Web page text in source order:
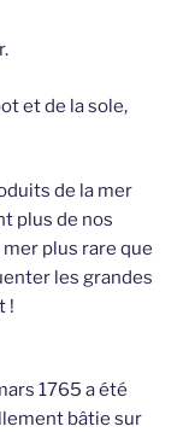
et de la sole,
de la mer
plus de nos
plus rare que
les grandes
!
1765 a été
bâtie sur